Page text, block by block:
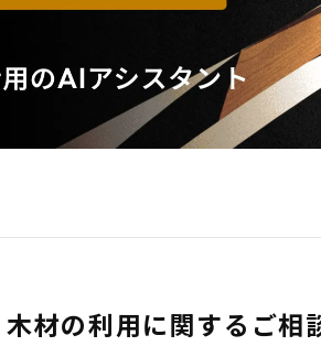
木材の利用に関するご相